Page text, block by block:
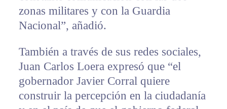
zonas militares y con la Guardia
Nacional”, añadió.
También a través de sus redes sociales,
Juan Carlos Loera expresó que “el
gobernador Javier Corral quiere
construir la percepción en la ciudadanía